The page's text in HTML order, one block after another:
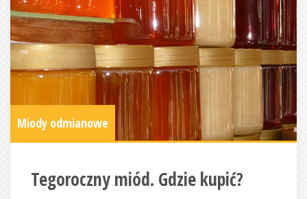
Miody odmianowe
Tegoroczny miód. Gdzie kupić?